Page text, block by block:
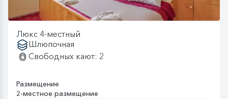
Люкс 4-местный
Шлюпочная
Свободных кают: 2
Размещение
2-местное размещение